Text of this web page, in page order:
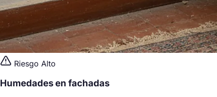
Riesgo Alto
Humedades en fachadas